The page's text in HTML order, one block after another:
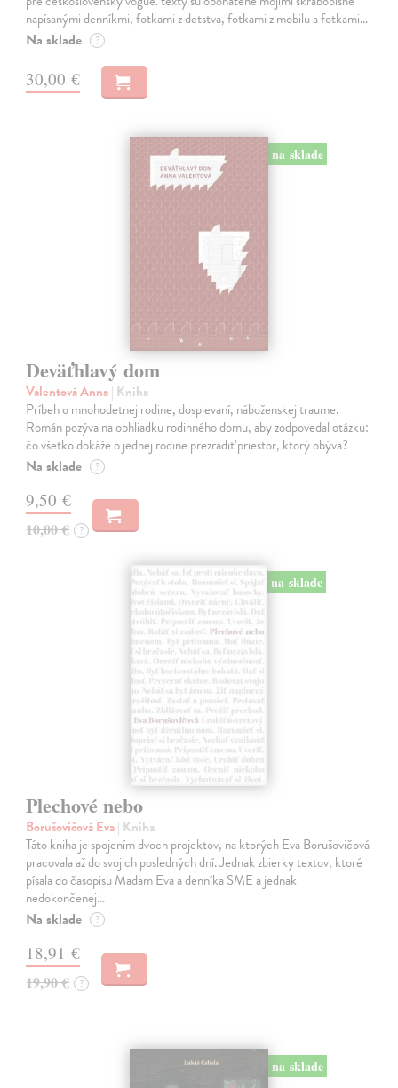
napísanými denníkmi, fotkami z detstva, fotkami z mobilu a fotkami…
Na sklade ?
30,00 €
na sklade
Deväťhlavý dom
Valentová Anna| Kniha
Príbeh o mnohodetnej rodine, dospievaní, náboženskej traume.
Román pozýva na obhliadku rodinného domu, aby zodpovedal otázku:
čo všetko dokáže o jednej rodine prezradiť priestor, ktorý obýva?
Na sklade ?
9,50 €
10,00 € ?
na sklade
Plechové nebo
Borušovičová Eva| Kniha
Táto kniha je spojením dvoch projektov, na ktorých Eva Borušovičová
pracovala až do svojich posledných dní. Jednak zbierky textov, ktoré
písala do časopisu Madam Eva a denníka SME a jednak
nedokončenej…
Na sklade ?
18,91 €
19,90 € ?
na sklade